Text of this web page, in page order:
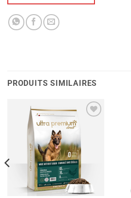
PRODUITS SIMILAIRES
souhaits